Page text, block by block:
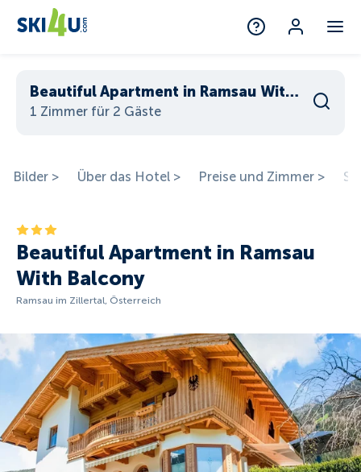
Beautiful Apartment in Ramsau With Balcony
1 Zimmer für 2 Gäste
Bilder > Über das Hotel > Preise und Zimmer >
Beautiful Apartment in Ramsau
With Balcony
Ramsau im Zillertal, Österreich